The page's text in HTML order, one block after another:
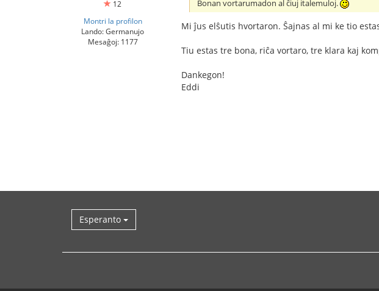
12
Montri la profilon
Lando: Germanujo
Mesaĝoj: 1177
Bonan vortarumadon al ĉiuj italemuloj.
Mi ĵus elŝutis hvortaron. Ŝajnas al mi ke tio
Tiu estas tre bona, riĉa vortaro, tre klara kaj
Dankegon!
Eddi
Esperanto